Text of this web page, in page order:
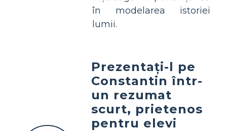
în modelarea istoriei
lumii.
Prezentați-l pe
Constantin într-
un rezumat
scurt, prietenos
pentru elevi